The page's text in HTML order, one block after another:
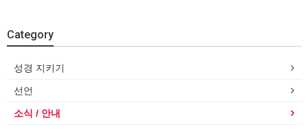
Category
성경 지키기
선언
소식 / 안내